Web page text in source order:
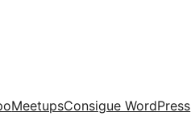
MeetupsConsigue WordPress